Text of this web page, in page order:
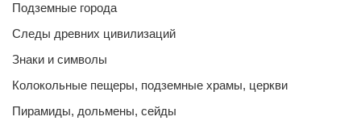
Подземные города
Следы древних цивилизаций
Знаки и символы
Колокольные пещеры, подземные храмы, церкви
Пирамиды, дольмены, сейды